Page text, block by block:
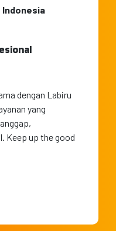
dengan Labiru
yang
Keep up the good
Indonesia